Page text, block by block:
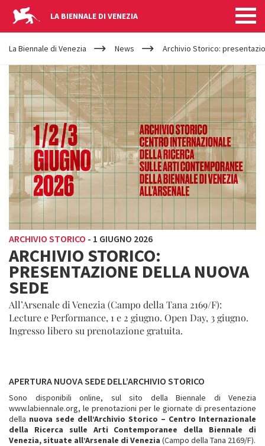
LA BIENNALE DI VENEZIA
YOUR
ARE
HERE
La Biennale di Venezia News Archivio Storico:
ARCHIVIO STORICO - 1 GIUGNO 2026
ARCHIVIO STORICO:
PRESENTAZIONE DELLA NUOVA
SEDE
All’Arsenale di Venezia (Campo della Tana 2169/F):
Lecture e Performance, 1 e 2 giugno. Open Day, 3 giugno.
Ingresso libero su prenotazione gratuita.
APERTURA NUOVA SEDE DELL’ARCHIVIO STORICO
Sono disponibili online, sul sito della Biennale di Venezia
www.labiennale.org, le prenotazioni per le giornate di presentazione
della nuova sede dell’Archivio Storico – Centro Internazionale
della Ricerca sulle Arti Contemporanee della Biennale di
Venezia, situate all’Arsenale di Venezia (Campo della Tana 2169/F).